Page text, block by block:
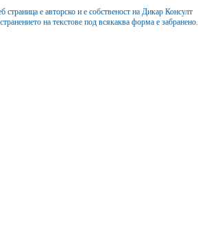
страница е авторско и е собственост на Дикар Консулт
на текстове под всякаква форма е забранено.